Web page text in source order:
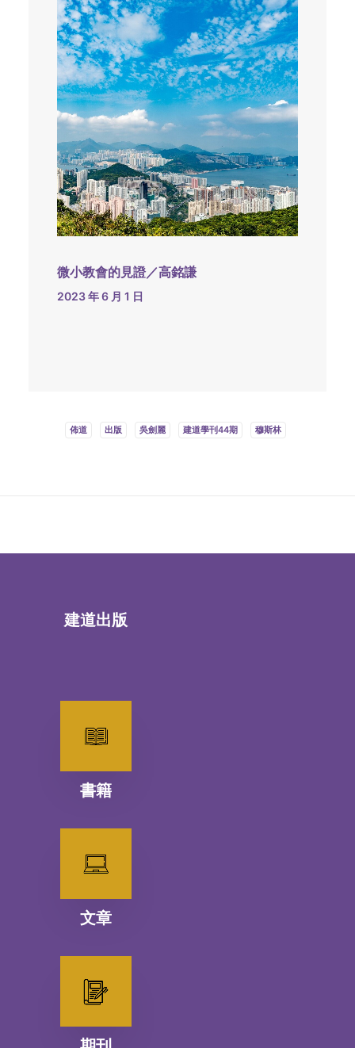
微小教會的見證／高銘謙
2023 年 6 月 1 日
佈道 出版 吳劍麗 建道學刊44期 穆斯林
建道出版
書籍
文章